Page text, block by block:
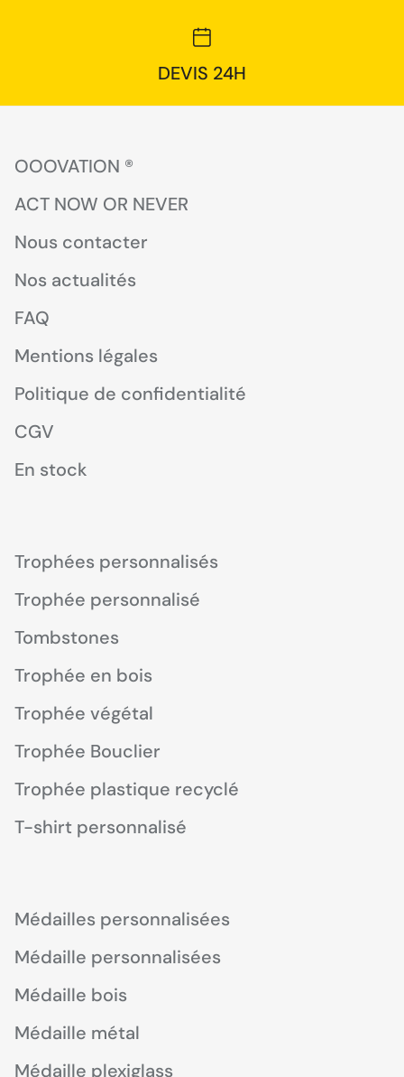
DEVIS 24H
OOOVATION ®
ACT NOW OR NEVER
Nous contacter
Nos actualités
FAQ
Mentions légales
Politique de confidentialité
CGV
En stock
Trophées personnalisés
Trophée personnalisé
Tombstones
Trophée en bois
Trophée végétal
Trophée Bouclier
Trophée plastique recyclé
T-shirt personnalisé
Médailles personnalisées
Médaille personnalisées
Médaille bois
Médaille métal
Médaille plexiglass